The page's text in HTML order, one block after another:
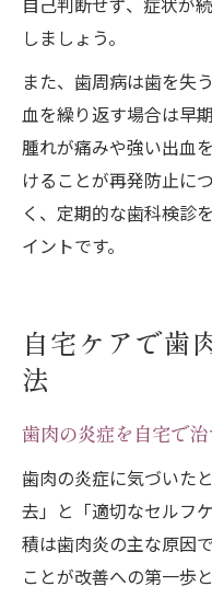
しましょう。
また、歯周病は歯を失
血を繰り返す場合は早
腫れが痛みや強い出血
けることが再発防止に
く、定期的な歯科検診
イントです。
自宅ケアで歯
法
歯肉の炎症を自宅で
歯肉の炎症に気づいた
去」と「適切なセルフ
積は歯肉炎の主な原因
ことが改善への第一歩